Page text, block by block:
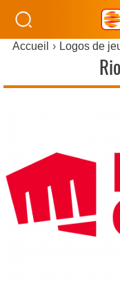
Accueil Logos de